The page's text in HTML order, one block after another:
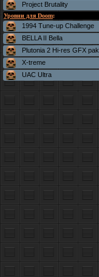
Project Brutality
Уровни для Doom:
1994 Tune-up Challenge
BELLA II Bella
Plutonia 2 Hi-res GFX pak
X-treme
UAC Ultra